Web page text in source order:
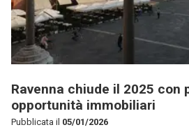
Ravenna chiude il 2025 con
opportunità immobiliari
Pubblicata il 05/01/2026